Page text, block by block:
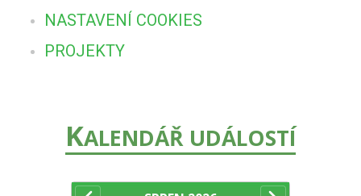
NASTAVENÍ COOKIES
PROJEKTY
KALENDÁŘ UDÁLOSTÍ